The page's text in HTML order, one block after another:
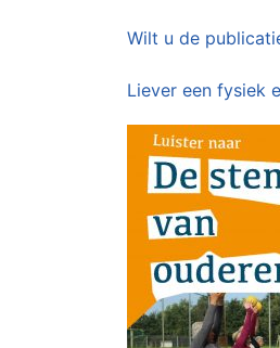
Wilt u de
Liever een fysiek